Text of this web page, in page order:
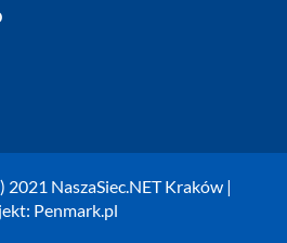
2021 NaszaSiec.NET Kraków |
Penmark.pl